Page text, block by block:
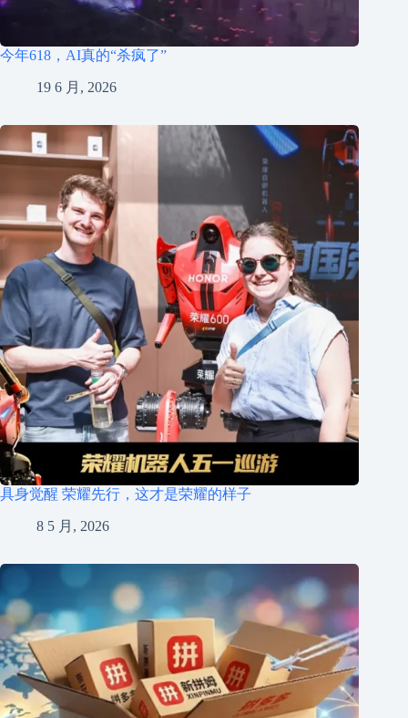
今年618，AI真的“杀疯了”
19 6 月, 2026
具身觉醒 荣耀先行，这才是荣耀的样子
8 5 月, 2026